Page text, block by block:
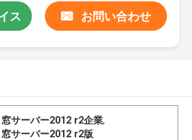
ス お問い合わせ
窓サーバー2012 r2企業,
窓サーバー2012 r2版